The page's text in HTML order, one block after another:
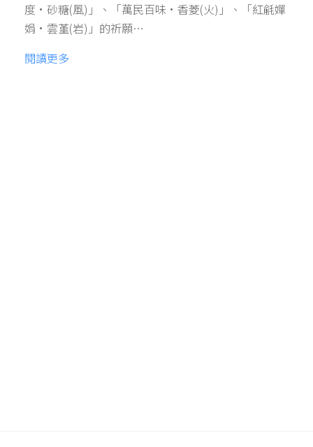
度·砂糖(風)」、「萬民百味·香菱(火)」、「紅毹嬋
娟·雲堇(岩)」的祈願…
閱讀更多